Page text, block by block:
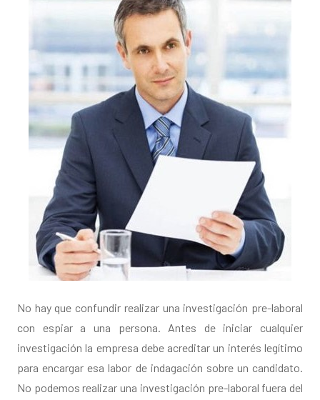
No hay que confundir realizar una investigación pre-laboral
con espiar a una persona. Antes de iniciar cualquier
investigación la empresa debe acreditar un interés legítimo
para encargar esa labor de indagación sobre un candidato.
No podemos realizar una investigación pre-laboral fuera del